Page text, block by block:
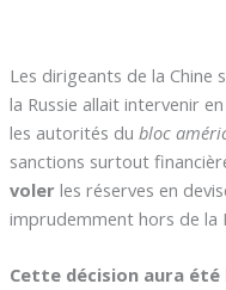
Les dirigeants de la Chine
la Russie allait intervenir
les autorités du bloc
sanctions surtout
voler les réserves en
imprudemment hors de la
Cette décision aura